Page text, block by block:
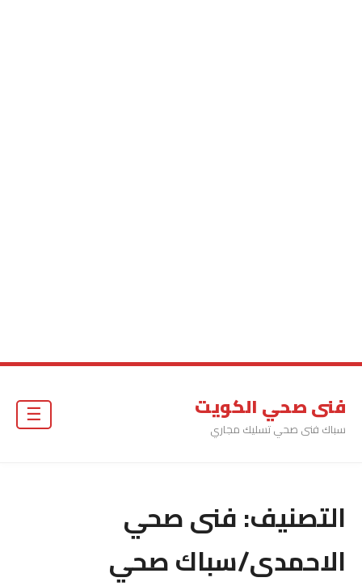
فنى صحي الكويت
سباك فنى صحي تسليك مجاري
التصنيف:فنى صحي
الاحمدى/سباك صحي